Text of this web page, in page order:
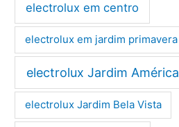
electrolux em centro
electrolux em jardim primavera
electrolux Jardim América
electrolux Jardim Bela Vista